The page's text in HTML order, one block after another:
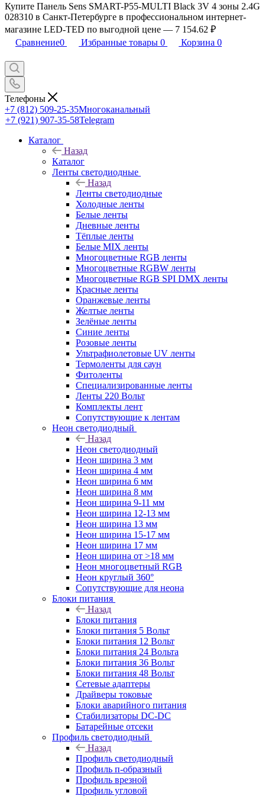
Купите Панель Sens SMART-P55-MULTI Black 3V 4 зоны 2.4G
028310 в Санкт-Петербурге в профессиональном интернет-
магазине LED-TED по выгодной цене — 7 154.62 ₽
Сравнение0 Избранные товары 0 Корзина 0
Телефоны
+7 (812) 509-25-35Многоканальный
+7 (921) 907-35-58Telegram
Каталог
Назад
Каталог
Ленты светодиодные
Назад
Ленты светодиодные
Холодные ленты
Белые ленты
Дневные ленты
Тёплые ленты
Белые MIX ленты
Многоцветные RGB ленты
Многоцветные RGBW ленты
Многоцветные RGB SPI DMX ленты
Красные ленты
Оранжевые ленты
Желтые ленты
Зелёные ленты
Синие ленты
Розовые ленты
Ультрафиолетовые UV ленты
Термоленты для саун
Фитоленты
Специализированные ленты
Ленты 220 Вольт
Комплекты лент
Сопутствующие к лентам
Неон светодиодный
Назад
Неон светодиодный
Неон ширина 3 мм
Неон ширина 4 мм
Неон ширина 6 мм
Неон ширина 8 мм
Неон ширина 9-11 мм
Неон ширина 12-13 мм
Неон ширина 13 мм
Неон ширина 15-17 мм
Неон ширина 17 мм
Неон ширина от >18 мм
Неон многоцветный RGB
Неон круглый 360°
Сопутствующие для неона
Блоки питания
Назад
Блоки питания
Блоки питания 5 Вольт
Блоки питания 12 Вольт
Блоки питания 24 Вольта
Блоки питания 36 Вольт
Блоки питания 48 Вольт
Сетевые адаптеры
Драйверы токовые
Блоки аварийного питания
Стабилизаторы DC-DC
Батарейные отсеки
Профиль светодиодный
Назад
Профиль светодиодный
Профиль п-образный
Профиль врезной
Профиль угловой